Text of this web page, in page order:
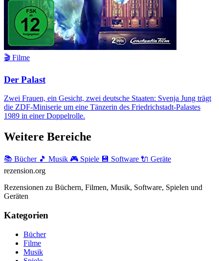
🎬 Filme
Der Palast
Zwei Frauen, ein Gesicht, zwei deutsche Staaten: Svenja Jung trägt
die ZDF-Miniserie um eine Tänzerin des Friedrichstadt-Palastes
1989 in einer Doppelrolle.
Weitere Bereiche
📚 Bücher 🎵 Musik 🎮 Spiele 💾 Software 🔌 Geräte
rezension.org
Rezensionen zu Büchern, Filmen, Musik, Software, Spielen und
Geräten
Kategorien
Bücher
Filme
Musik